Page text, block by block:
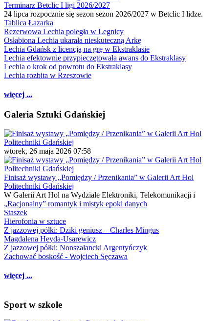
Terminarz Betclic I ligi 2026/2027
24 lipca rozpocznie się sezon sezon 2026/2027 w Betclic I lidze.
Tablica Łazarka
Rezerwowa Lechia poległa w Legnicy
Osłabiona Lechia ukarała nieskuteczną Arkę
Lechia Gdańsk z licencją na grę w Ekstraklasie
Lechia efektownie przypieczętowała awans do Ekstraklasy
Lechia o krok od powrotu do Ekstraklasy
Lechia rozbita w Rzeszowie
więcej ...
Galeria Sztuki Gdańskiej
wtorek, 26 maja 2026 07:58
Finisaż wystawy „Pomiędzy / Przenikania” w Galerii Art Hol
Politechniki Gdańskiej
W Galerii Art Hol na Wydziale Elektroniki, Telekomunikacji i
„Racjonalny” romantyk i mistyk epoki danych
Staszek
Hierofonia w sztuce
Z jazzowej półki: Dziki geniusz – Charles Mingus
Magdalena Heyda-Usarewicz
Z jazzowej półki: Nonszalancki Argentyńczyk
Zachować boskość - Wojciech Sęczawa
więcej ...
Sport w szkole